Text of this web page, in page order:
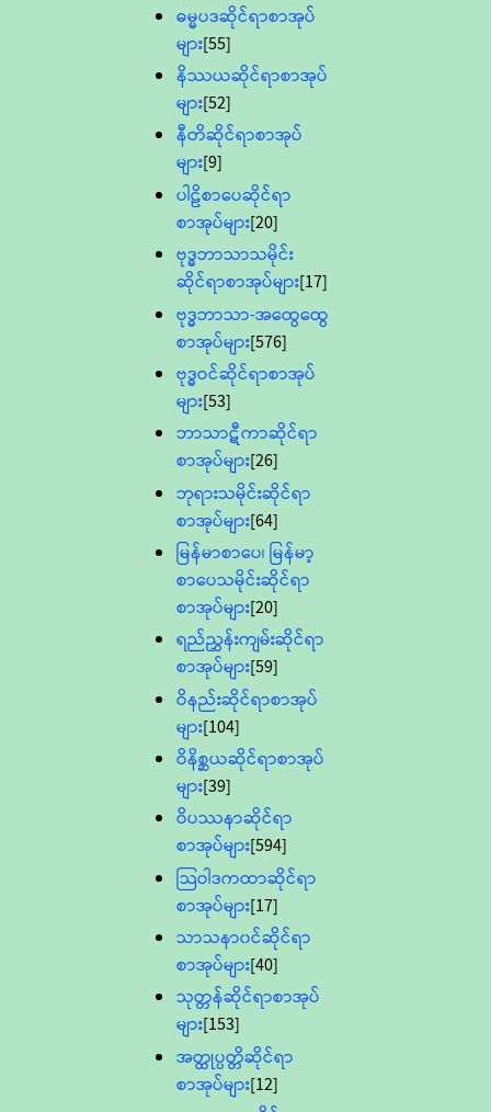
ဓမ္မပဒဆိုင်ရာစာအုပ်
များ[55]
နိဿယဆိုင်ရာစာအုပ်
များ[52]
နီတိဆိုင်ရာစာအုပ်
များ[9]
ပါဠိစာပေဆိုင်ရာ
စာအုပ်များ[20]
ဗုဒ္ဓဘာသာသမိုင်း
ဆိုင်ရာစာအုပ်များ[17]
ဗုဒ္ဓဘာသာ-အထွေထွေ
စာအုပ်များ[576]
ဗုဒ္ဓဝင်ဆိုင်ရာစာအုပ်
များ[53]
ဘာသာဋီကာဆိုင်ရာ
စာအုပ်များ[26]
ဘုရားသမိုင်းဆိုင်ရာ
စာအုပ်များ[64]
မြန်မာစာပေ၊ မြန်မာ့
စာပေသမိုင်းဆိုင်ရာ
စာအုပ်များ[20]
ရည်ညွှန်းကျမ်းဆိုင်ရာ
စာအုပ်များ[59]
ဝိနည်းဆိုင်ရာစာအုပ်
များ[104]
ဝိနိစ္ဆယဆိုင်ရာစာအုပ်
များ[39]
ဝိပဿနာဆိုင်ရာ
စာအုပ်များ[594]
သြဝါဒကထာဆိုင်ရာ
စာအုပ်များ[17]
သာသနာ၀င်ဆိုင်ရာ
စာအုပ်များ[40]
သုတ္တန်ဆိုင်ရာစာအုပ်
များ[153]
အတ္ထုပ္ပတ္တိဆိုင်ရာ
စာအုပ်များ[12]